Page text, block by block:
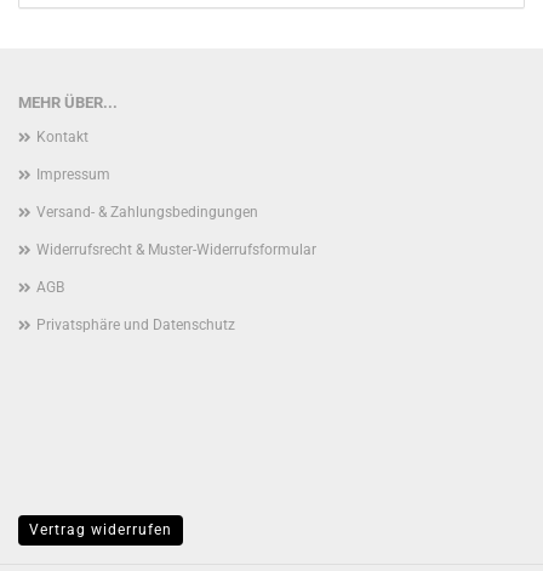
MEHR ÜBER...
Kontakt
Impressum
Versand- & Zahlungsbedingungen
Widerrufsrecht & Muster-Widerrufsformular
AGB
Privatsphäre und Datenschutz
Vertrag widerrufen